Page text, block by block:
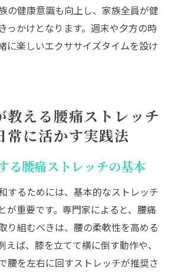
の健康意識も向上し、家族全員が健
っかけとなります。週末や夕方の時
に楽しいエクササイズタイムを設け
教える腰痛ストレッチ
常に活かす実践法
る腰痛ストレッチの基本
するためには、基本的なストレッチ
が重要です。専門家によると、腰痛
り組むべきは、腰の柔軟性を高める
えば、膝を立てて横に倒す動作や、
腰を左右に回すストレッチが推奨さ